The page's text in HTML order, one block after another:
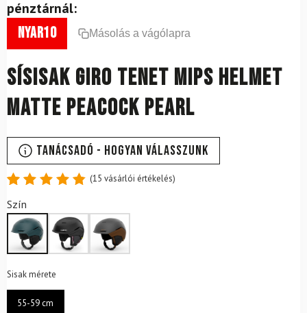
pénztárnál:
nyar10 Másolás a vágólapra
Sísisak Giro Tenet Mips Helmet
Matte Peacock Pearl
Tanácsadó - Hogyan válasszunk
4.87
5-ből,
értékelés
alapján
(15 vásárlói értékelés)
Szín
Sisak mérete
55-59 cm